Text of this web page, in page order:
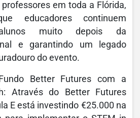
em toda a Flórida,
educadores continuem
muito depois da
e garantindo um legado
do evento.
Better Futures com a
Através do Better Futures
E está investindo €25.000 na